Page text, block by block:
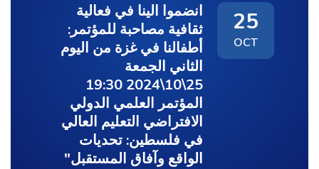
25
OCT
انضموا الينا في فعالية
ثقافية مصاحبة للمؤتمر:
أطفالنا في غزة من اليوم
الثاني الجمعة
25\10\2024 19:30
المؤتمر العلمي الدولي
الافتراضي التعليم العالي
في فلسطين: تحديات
الواقع وآفاق المستقبل"